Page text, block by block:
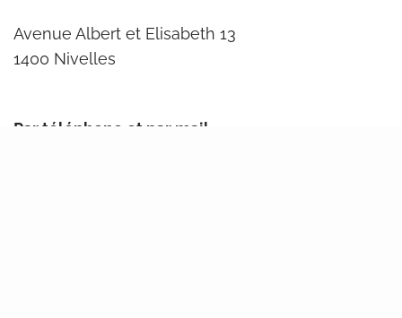
Avenue Albert et Elisabeth 13
1400 Nivelles
Par téléphone et par mail